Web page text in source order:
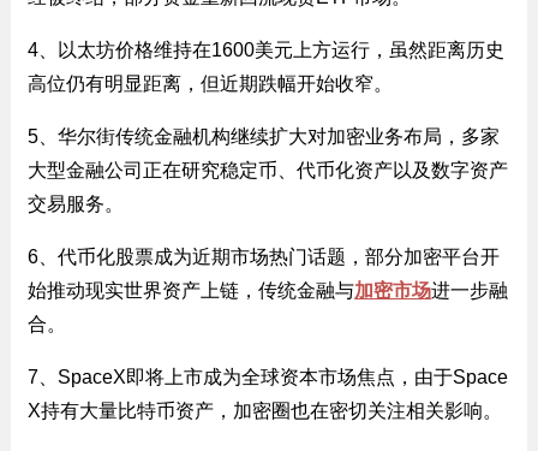
4、以太坊价格维持在1600美元上方运行，虽然距离历史
高位仍有明显距离，但近期跌幅开始收窄。
5、华尔街传统金融机构继续扩大对加密业务布局，多家
大型金融公司正在研究稳定币、代币化资产以及数字资产
交易服务。
6、代币化股票成为近期市场热门话题，部分加密平台开
始推动现实世界资产上链，传统金融与加密市场进一步融
合。
7、SpaceX即将上市成为全球资本市场焦点，由于Space
X持有大量比特币资产，加密圈也在密切关注相关影响。